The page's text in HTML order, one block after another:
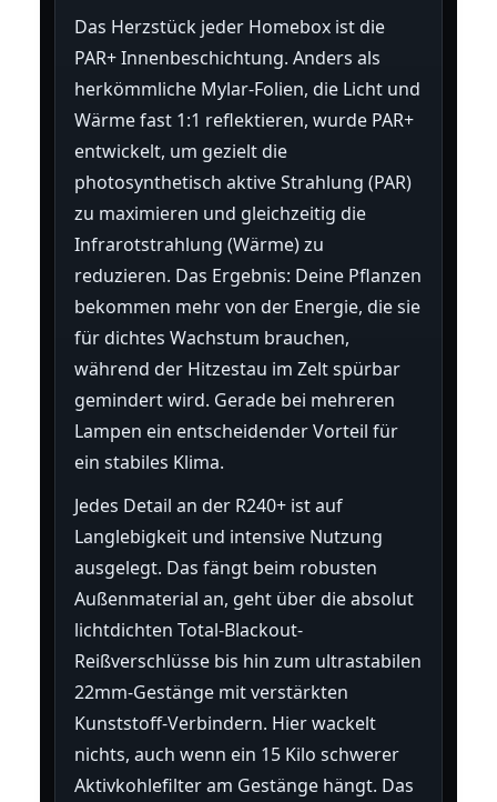
Das Herzstück jeder Homebox ist die
PAR+ Innenbeschichtung. Anders als
herkömmliche Mylar-Folien, die Licht und
Wärme fast 1:1 reflektieren, wurde PAR+
entwickelt, um gezielt die
photosynthetisch aktive Strahlung (PAR)
zu maximieren und gleichzeitig die
Infrarotstrahlung (Wärme) zu
reduzieren. Das Ergebnis: Deine Pflanzen
bekommen mehr von der Energie, die sie
für dichtes Wachstum brauchen,
während der Hitzestau im Zelt spürbar
gemindert wird. Gerade bei mehreren
Lampen ein entscheidender Vorteil für
ein stabiles Klima.
Jedes Detail an der R240+ ist auf
Langlebigkeit und intensive Nutzung
ausgelegt. Das fängt beim robusten
Außenmaterial an, geht über die absolut
lichtdichten Total-Blackout-
Reißverschlüsse bis hin zum ultrastabilen
22mm-Gestänge mit verstärkten
Kunststoff-Verbindern. Hier wackelt
nichts, auch wenn ein 15 Kilo schwerer
Aktivkohlefilter am Gestänge hängt. Das